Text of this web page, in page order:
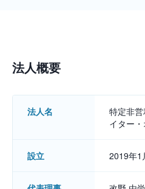
法人概要
法人名
特定非
イター
設立 2019年1